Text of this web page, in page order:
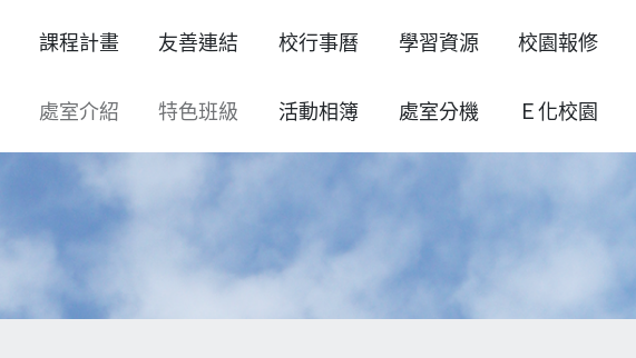
課程計畫 友善連結 校行事曆 學習資源 校園報修
處室介紹 特色班級 活動相簿 處室分機 Ｅ化校園